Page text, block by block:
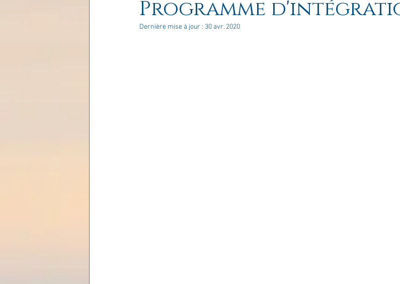
Enseignements Pensées du jour
Programme
Dernière mise à jour : 30 avr. 2020